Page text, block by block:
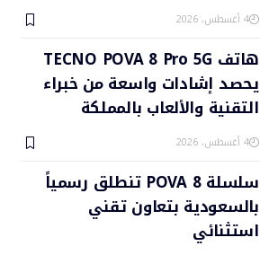
4 أغسطس، 2026
هاتف TECNO POVA 8 Pro 5G
يحصد إشادات واسعة من خبراء
التقنية والألعاب بالمملكة
4 أغسطس، 2026
سلسلة POVA 8 تنطلق رسمياً
بالسعودية بتعاون تقني
استثنائي